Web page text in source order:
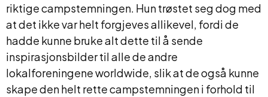
riktige campstemningen. Hun trøstet seg dog med
at det ikke var helt forgjeves allikevel, fordi de
hadde kunne bruke alt dette til å sende
inspirasjonsbilder til alle de andre
lokalforeningene worldwide, slik at de også kunne
skape den helt rette campstemningen i forhold til